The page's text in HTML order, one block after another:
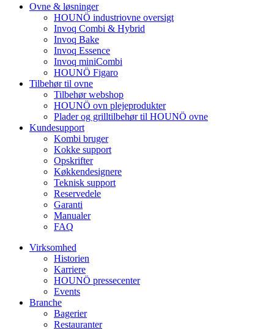
Ovne & løsninger
HOUNÖ industriovne oversigt
Invoq Combi & Hybrid
Invoq Bake
Invoq Essence
Invoq miniCombi
HOUNÖ Figaro
Tilbehør til ovne
Tilbehør webshop
HOUNÖ ovn plejeprodukter
Plader og grilltilbehør til HOUNÖ ovne
Kundesupport
Kombi bruger
Kokke support
Opskrifter
Køkkendesignere
Teknisk support
Reservedele
Garanti
Manualer
FAQ
Virksomhed
Historien
Karriere
HOUNÖ pressecenter
Events
Branche
Bagerier
Restauranter